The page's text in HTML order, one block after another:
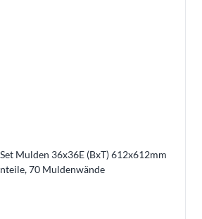
Mulden 36x36E (BxT) 612x612mm
70 Muldenwände